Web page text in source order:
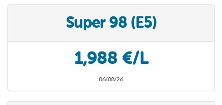
Super 98 (E5)
1,988 €/L
06/08/26